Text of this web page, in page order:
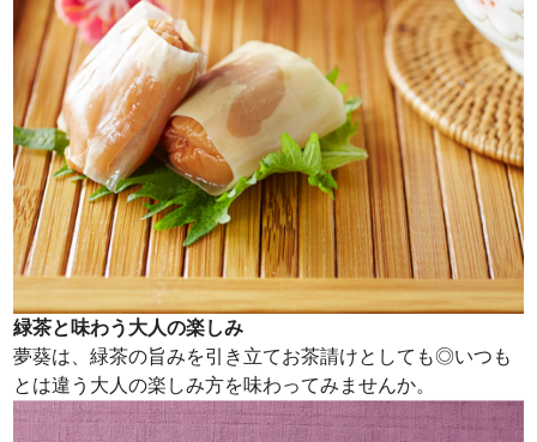
緑茶と味わう大人の楽しみ
夢葵は、緑茶の旨みを引き立てお茶請けとしても◎いつも
とは違う大人の楽しみ方を味わってみませんか。